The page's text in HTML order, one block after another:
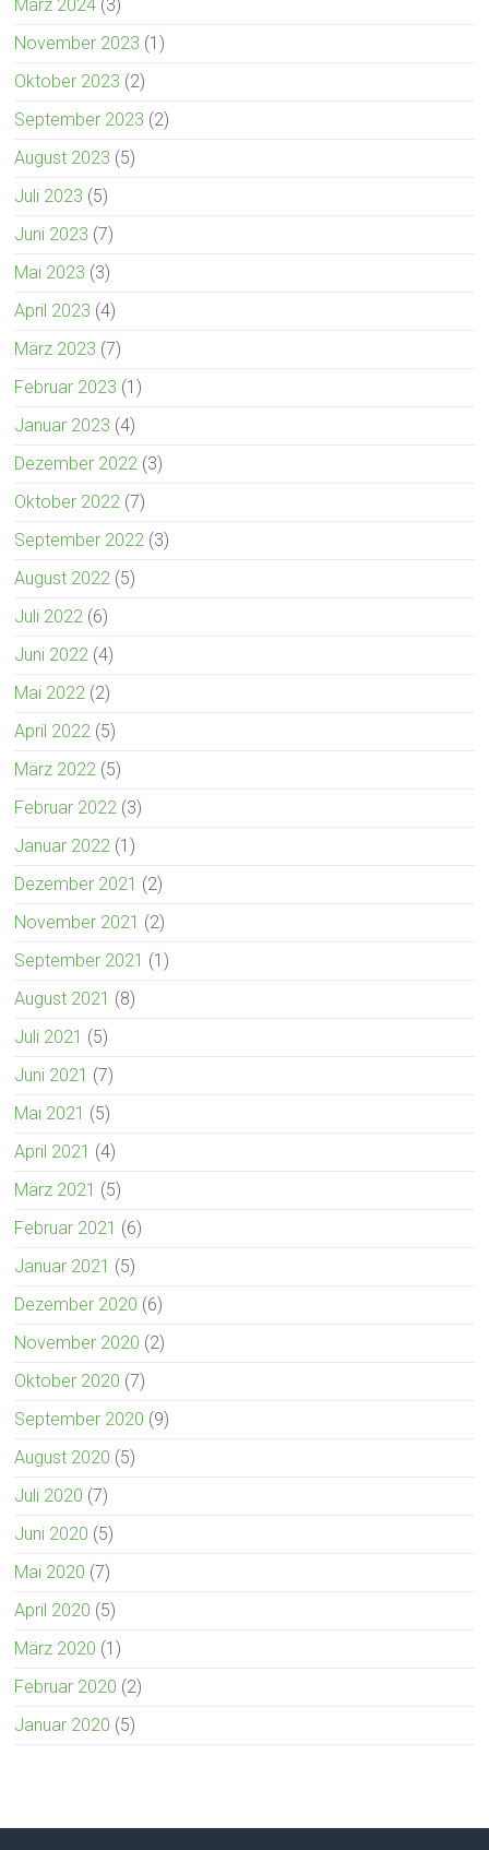
März 2024 (3)
November 2023 (1)
Oktober 2023 (2)
September 2023 (2)
August 2023 (5)
Juli 2023 (5)
Juni 2023 (7)
Mai 2023 (3)
April 2023 (4)
März 2023 (7)
Februar 2023 (1)
Januar 2023 (4)
Dezember 2022 (3)
Oktober 2022 (7)
September 2022 (3)
August 2022 (5)
Juli 2022 (6)
Juni 2022 (4)
Mai 2022 (2)
April 2022 (5)
März 2022 (5)
Februar 2022 (3)
Januar 2022 (1)
Dezember 2021 (2)
November 2021 (2)
September 2021 (1)
August 2021 (8)
Juli 2021 (5)
Juni 2021 (7)
Mai 2021 (5)
April 2021 (4)
März 2021 (5)
Februar 2021 (6)
Januar 2021 (5)
Dezember 2020 (6)
November 2020 (2)
Oktober 2020 (7)
September 2020 (9)
August 2020 (5)
Juli 2020 (7)
Juni 2020 (5)
Mai 2020 (7)
April 2020 (5)
März 2020 (1)
Februar 2020 (2)
Januar 2020 (5)